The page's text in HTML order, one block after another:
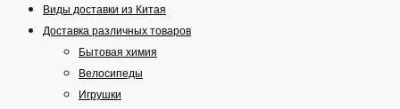
Виды доставки из Китая
Доставка различных товаров
Бытовая химия
Велосипеды
Игрушки